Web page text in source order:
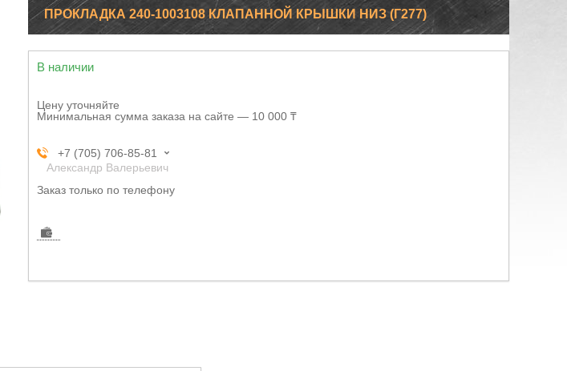
ПРОКЛАДКА 240-1003108 КЛАПАННОЙ КРЫШКИ НИЗ (Г277)
В наличии
Цену уточняйте
Минимальная сумма заказа на сайте — 10 000 ₸
+7 (705) 706-85-81
Александр Валерьевич
Заказ только по телефону